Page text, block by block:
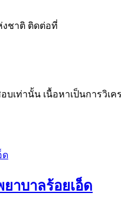
งชาติ ติดต่อที่
เท่านั้น เนื้อหาเป็นการวิเ
าบาลร้อยเอ็ด